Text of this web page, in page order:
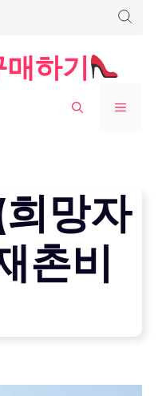
하기
MENU
망자
촌비